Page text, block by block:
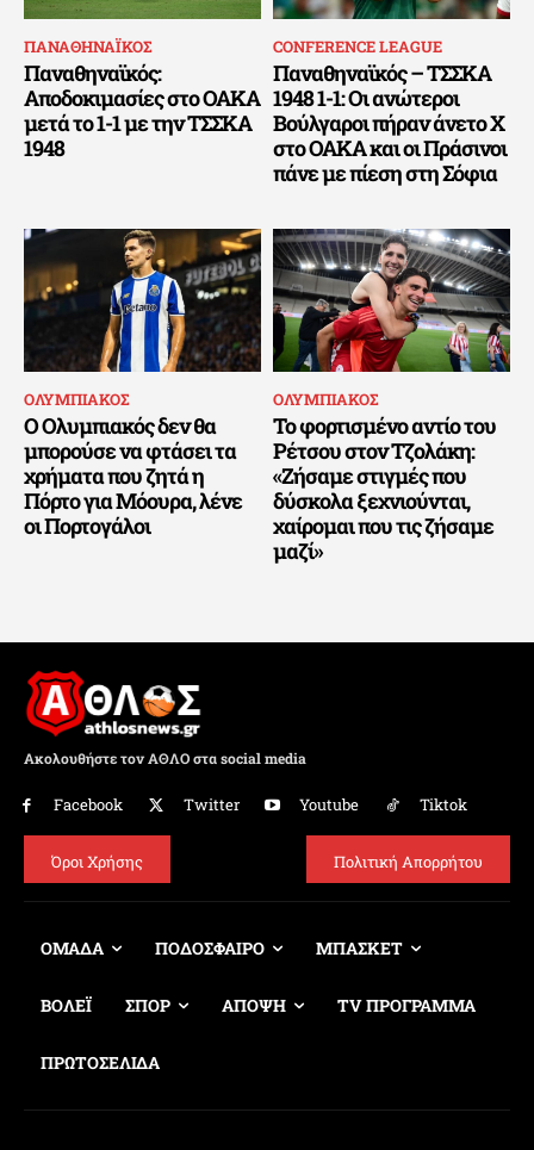
ΠΑΝΑΘΗΝΑΪΚΟΣ
Παναθηναϊκός:
Αποδοκιμασίες στο ΟΑΚΑ
μετά το 1-1 με την ΤΣΣΚΑ
1948
CONFERENCE LEAGUE
Παναθηναϊκός – ΤΣΣΚΑ
1948 1-1: Οι ανώτεροι
Βούλγαροι πήραν άνετο Χ
στο ΟΑΚΑ και οι Πράσινοι
πάνε με πίεση στη Σόφια
ΟΛΥΜΠΙΑΚΟΣ
Ο Ολυμπιακός δεν θα
μπορούσε να φτάσει τα
χρήματα που ζητά η
Πόρτο για Μόουρα, λένε
οι Πορτογάλοι
ΟΛΥΜΠΙΑΚΟΣ
Το φορτισμένο αντίο του
Ρέτσου στον Τζολάκη:
«Ζήσαμε στιγμές που
δύσκολα ξεχνιούνται,
χαίρομαι που τις ζήσαμε
μαζί»
Ακολουθήστε τον ΑΘΛΟ στα social media
Facebook Twitter Youtube Tiktok
Όροι Χρήσης Πολιτική Απορρήτου
ΟΜΑΔΑ ΠΟΔΟΣΦΑΙΡΟ ΜΠΑΣΚΕΤ
ΒΟΛΕΪ ΣΠΟΡ ΑΠΟΨΗ TV ΠΡΟΓΡΑΜΜΑ
ΠΡΩΤΟΣΕΛΙΔΑ